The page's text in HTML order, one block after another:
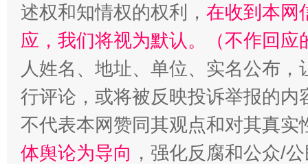
招工难、用工荒背后
述权和知情权的权利， 在收到本网
应，我们将视为默认。（不作回应
人姓名、地址、单位、实名公布
行评论，或将被反映投诉举报的
不代表本网赞同其观点和对其真实
体舆论为导向 ，强化反腐和公众/